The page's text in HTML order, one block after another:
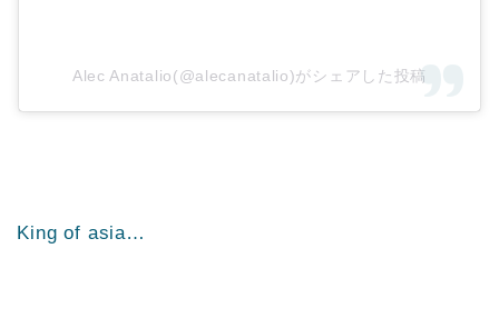
Alec Anatalio(@alecanatalio)がシェアした投稿
King of asia…